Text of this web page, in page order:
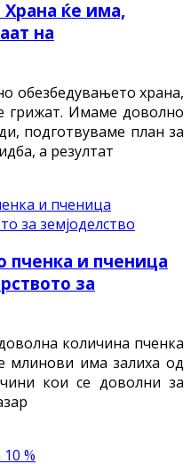
ќе има,
на
обезбедувањето храна,
грижат. Имаме доволно
подготвуваме план за
а резултат
пченка и пченица
за
количина пченка
млинови има залиха од
кои се доволни за